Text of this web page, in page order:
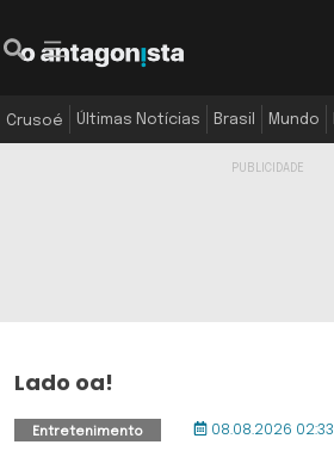
Crusoé Últimas Notícias Brasil Mundo
Lado oa!
Entretenimento 08.08.2026 02:33